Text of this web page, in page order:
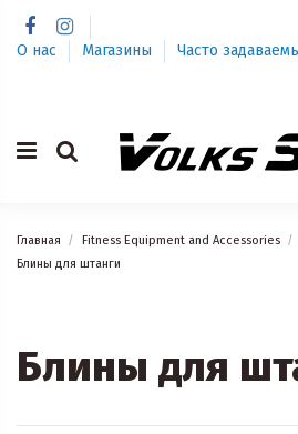
О нас Магазины
Часто
Главная Fitness Equipment and Accessories
Блины для штанги
Блины для